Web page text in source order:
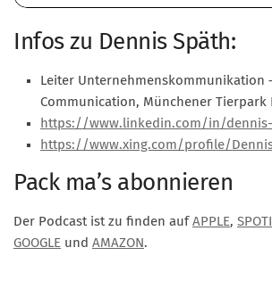
Infos zu Dennis Späth:
Leiter Unternehmenskommunikation
Communication, Münchener Tierpark
https://www.linkedin.com/in/dennis-
https://www.xing.com/profile/
Pack ma’s abonnieren
Der Podcast ist zu finden auf APPLE,
GOOGLE und AMAZON.